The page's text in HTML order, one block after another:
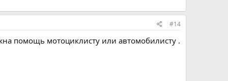
#14
помощь мотоциклисту или автомобилисту .